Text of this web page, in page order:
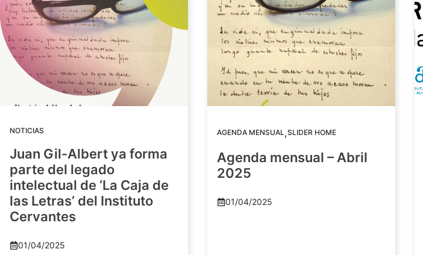
NOTICIAS
Juan Gil-Albert ya forma
parte del legado
intelectual de ‘La Caja de
las Letras’ del Instituto
Cervantes
01/04/2025
AGENDA MENSUAL,SLIDER HOME
Agenda mensual – Abril
2025
01/04/2025